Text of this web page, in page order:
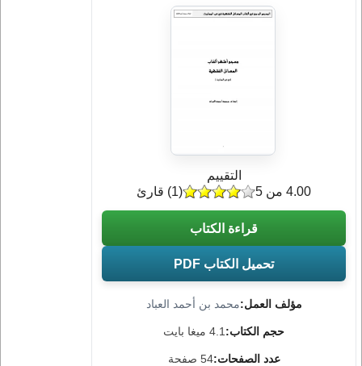
مؤلف العمل:محمد بن أحمد العباد
حجم الكتاب: 4.1 ميغا بايت
عدد الصفحات:54 صفحة
التقييم
(
1) قارئ 4.00 من 5
قراءة الكتاب
تحميل الكتاب PDF